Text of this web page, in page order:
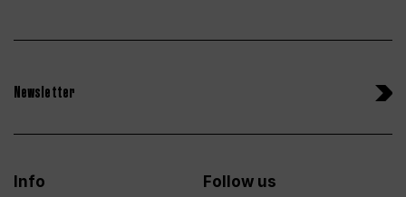
Newsletter
Info Follow us